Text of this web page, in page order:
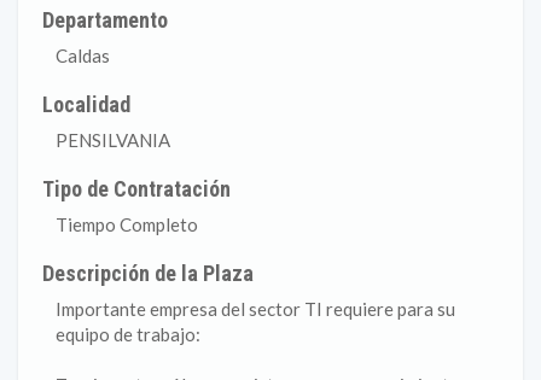
Departamento
Caldas
Localidad
PENSILVANIA
Tipo de Contratación
Tiempo Completo
Descripción de la Plaza
Importante empresa del sector TI requiere para su
equipo de trabajo: